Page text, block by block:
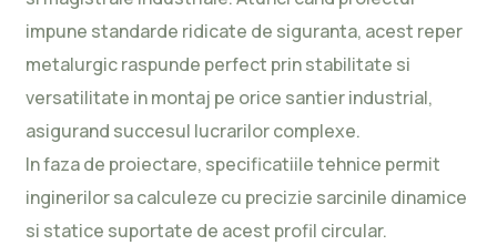
impune standarde ridicate de siguranta, acest reper
metalurgic raspunde perfect prin stabilitate si
versatilitate in montaj pe orice santier industrial,
asigurand succesul lucrarilor complexe.
In faza de proiectare, specificatiile tehnice permit
inginerilor sa calculeze cu precizie sarcinile dinamice
si statice suportate de acest profil circular.